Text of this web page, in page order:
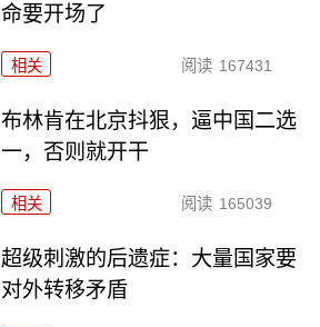
命要开场了
相关 阅读 167431
布林肯在北京抖狠，逼中国二选
一，否则就开干
相关 阅读 165039
超级刺激的后遗症：大量国家要
对外转移矛盾